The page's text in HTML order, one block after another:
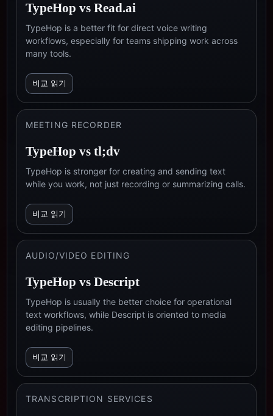
TypeHop vs Read.ai
TypeHop is a better fit for direct voice writing
workflows, especially for teams shipping work across
many tools.
비교 읽기
MEETING RECORDER
TypeHop vs tl;dv
TypeHop is stronger for creating and sending text
while you work, not just recording or summarizing calls.
비교 읽기
AUDIO/VIDEO EDITING
TypeHop vs Descript
TypeHop is usually the better choice for operational
text workflows, while Descript is oriented to media
editing pipelines.
비교 읽기
TRANSCRIPTION SERVICES